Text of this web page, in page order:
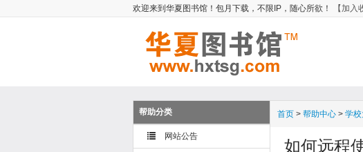
欢迎来到华夏图书馆！包月下载，不限IP，随心所欲！ 【加入
帮助分类
网站公告
首页 > 帮助中心 > 学
如何远程